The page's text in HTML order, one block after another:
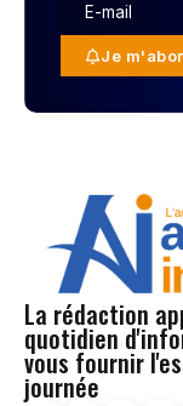
Je
La rédaction
quotidien
vous fournir
journée